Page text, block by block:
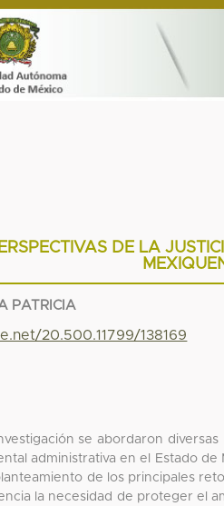
DE LA
PATRICIA
20.500.11799/138169
se abordaron
administrativa en el Estado
de los principales
la necesidad de proteger el